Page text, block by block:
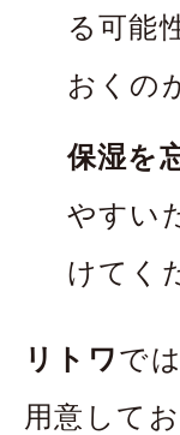
る可能
おくの
保湿を
やすい
けてく
リトワで
用意して